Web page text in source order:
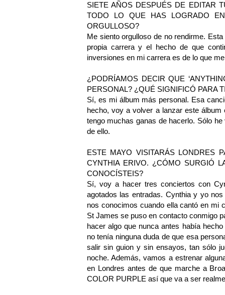
SIETE AÑOS DESPUÉS DE EDITAR
TODO LO QUE HAS LOGRADO
ORGULLOSO?
Me siento orgulloso de no rendirme.
propia carrera y el hecho de que
inversiones en mi carrera es de lo que
¿PODRÍAMOS DECIR QUE
PERSONAL? ¿QUÉ SIGNIFICÓ PARA
Sí, es mi álbum más personal. Esa
hecho, voy a volver a lanzar este
tengo muchas ganas de hacerlo. Sólo
de ello.
ESTE MAYO VISITARÁS LONDRES
CYNTHIA ERIVO. ¿CÓMO SURGIÓ
CONOCÍSTEIS?
Sí, voy a hacer tres conciertos con
agotados las entradas. Cynthia y yo
nos conocimos cuando ella cantó en mi
St James se puso en contacto conmigo
hacer algo que nunca antes había
no tenía ninguna duda de que esa
salir sin guion y sin ensayos, tan sólo
noche. Además, vamos a estrenar
en Londres antes de que marche a
COLOR PURPLE así que va a ser